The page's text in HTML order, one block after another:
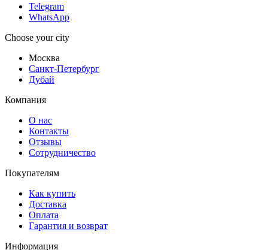
Telegram
WhatsApp
Choose your city
Москва
Санкт-Петербург
Дубай
Компания
О нас
Контакты
Отзывы
Сотрудничество
Покупателям
Как купить
Доставка
Оплата
Гарантия и возврат
Информация